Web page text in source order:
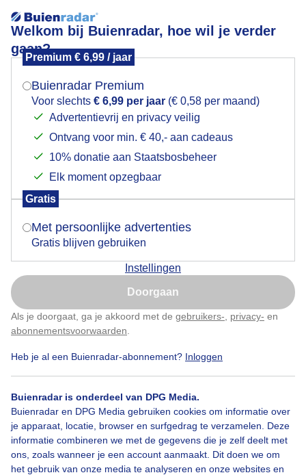
Welkom bij Buienradar, hoe wil je verder
gaan?
Premium € 6,99 / jaar
Buienradar Premium
Voor slechts € 6,99 per jaar (€ 0,58 per maand)
Advertentievrij en privacy veilig
Ontvang voor min. € 40,- aan cadeaus
10% donatie aan Staatsbosbeheer
Elk moment opzegbaar
Gratis
Met persoonlijke advertenties
Gratis blijven gebruiken
Instellingen
Doorgaan
Als je doorgaat, ga je akkoord met de gebruikers- privacy- en
abonnementsvoorwaarden
Heb je al een Buienradar-abonnement? Inloggen
Buienradar is onderdeel van DPG Media.
Buienradar en DPG Media gebruiken cookies om informatie over
je apparaat, locatie, browser en surfgedrag te verzamelen. Deze
informatie combineren we met de gegevens die je zelf deelt met
ons, zoals wanneer je een account aanmaakt. Dit doen we om
het gebruik van onze media te analyseren en onze websites en
Zonsopkomst
Door: Tonny de Vries Gemaakt: 11-06-2026, 34x bekeken
Een moment geduld aub...
Mogen we je locatie gebruiken voor het
Indien je hier nog geen akkoord op hebt gegeven,
verschijnt er zo een pop-up uit je browser waarin
Is goed, toon de popup
Nu niet, misschien later
Klik hierom dit aan te passen